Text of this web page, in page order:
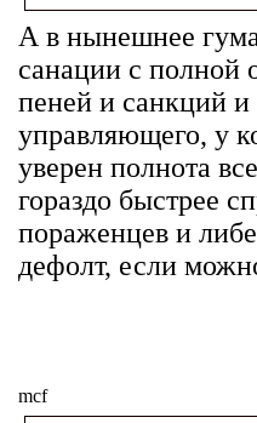
А в нынешнее
санации с полной
пеней и санкций и
управляющего, у
уверен полнота
гораздо быстрее
пораженцев и
дефолт, если
mcf